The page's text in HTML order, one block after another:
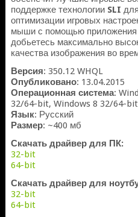
поддержке технологии SLI
оптимизации игровых
мыши с помощью приложения
добьетесь максимально
качества изображения во
Версия: 350.12 WHQL
Опубликовано: 13.04.2015
Операционная система:
32/64-bit, Windows 8 32/64-
Язык: Русский
Размер: ~400 мб
Скачать драйвер для ПК:
32-bit
64-bit
Скачать драйвер для
32-bit
64-bit